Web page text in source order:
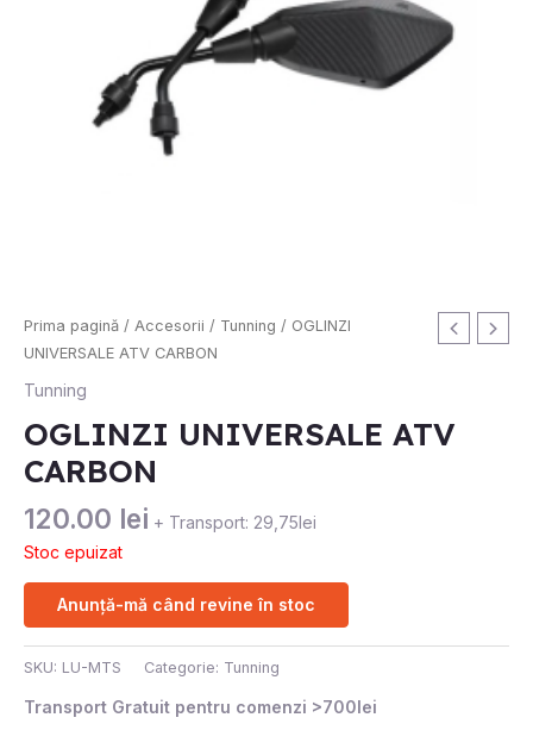
Prima pagină / Accesorii / Tunning / OGLINZI
UNIVERSALE ATV CARBON
Tunning
OGLINZI UNIVERSALE ATV
CARBON
120.00 lei + Transport: 29,75lei
Stoc epuizat
Anunță-mă când revine în stoc
SKU: LU-MTS Categorie: Tunning
Transport Gratuit pentru comenzi >700lei